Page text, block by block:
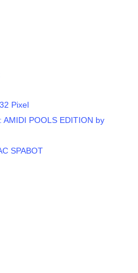
Pixel
POOLS EDITION by
SPABOT